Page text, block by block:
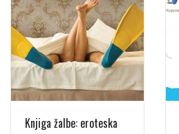
Knjiga žalbe: eroteska